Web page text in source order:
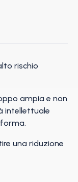
rischio
ampia e non
intellettuale
una riduzione